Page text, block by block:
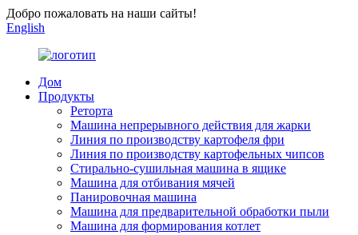
Добро пожаловать на наши сайты!
English
Дом
Продукты
Реторта
Машина непрерывного действия для жарки
Линия по производству картофеля фри
Линия по производству картофельных чипсов
Стирально-сушильная машина в ящике
Машина для отбивания мячей
Панировочная машина
Машина для предварительной обработки пыли
Машина для формирования котлет